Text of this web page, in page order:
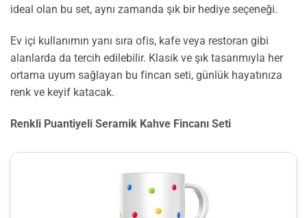
ideal olan bu set, aynı zamanda şık bir hediye seçeneği.
Ev içi kullanımın yanı sıra ofis, kafe veya restoran gibi
alanlarda da tercih edilebilir. Klasik ve şık tasarımıyla her
ortama uyum sağlayan bu fincan seti, günlük hayatınıza
renk ve keyif katacak.
Renkli Puantiyeli Seramik Kahve Fincanı Seti